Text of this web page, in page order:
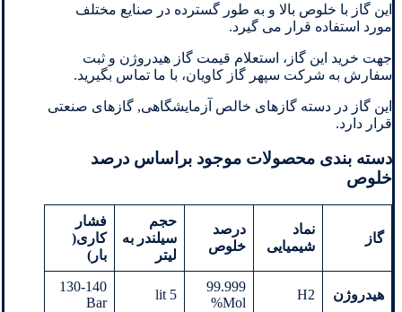
این گاز با خلوص بالا و به طور گسترده در صنایع مختلف
مورد استفاده قرار می گیرد.
جهت خرید این گاز، استعلام قیمت گاز هیدروژن و ثبت
سفارش به شرکت سپهر گاز کاویان، با ما تماس بگیرید.
این گاز در دسته گازهای خالص آزمایشگاهی, گازهای صنعتی
قرار دارد.
دسته بندی محصولات موجود براساس درصد
خلوص
گاز
نماد
شیمیایی
درصد
خلوص
حجم
سیلندر به
لیتر
فشار
کاری(
بار)
هیدروژن H2
99.999
Mol%
5 lit
130-140
Bar